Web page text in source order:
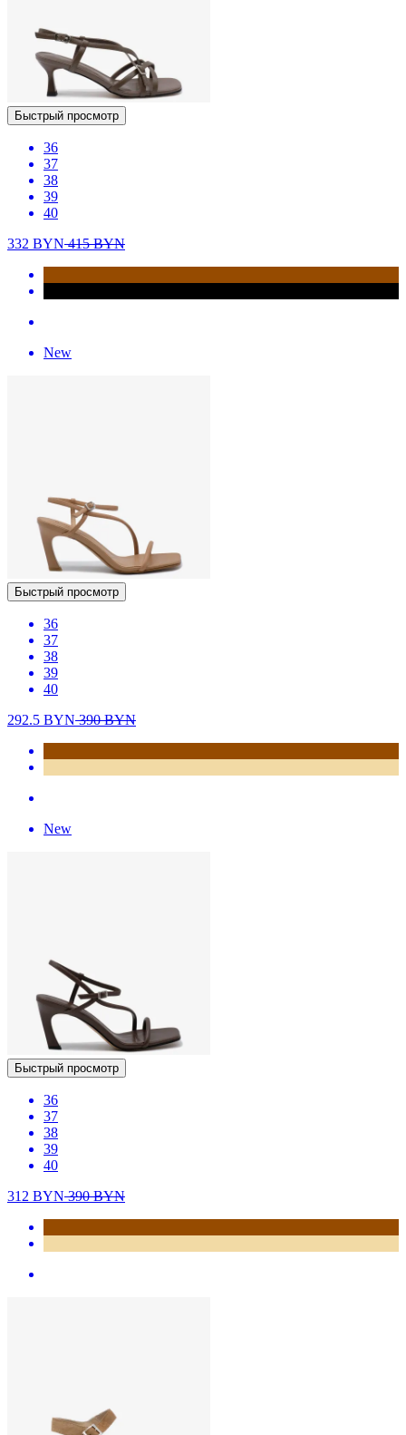
Быстрый просмотр
36
37
38
39
40
332 BYN415BYN
New
Быстрый просмотр
36
37
38
39
40
292.5 BYN390BYN
New
Быстрый просмотр
36
37
38
39
40
312 BYN390BYN